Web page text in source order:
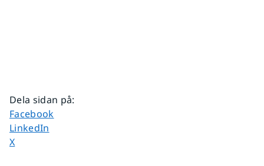
Dela sidan på:
Dela sidan på
Facebook
Dela sidan på
LinkedIn
Dela sidan på
X